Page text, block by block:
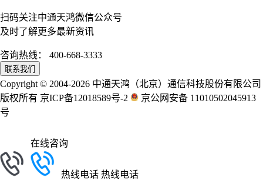
扫码关注中通天鸿微信公众号
及时了解更多最新资讯
咨询热线： 400-668-3333
联系我们
Copyright © 2004-2026 中通天鸿（北京）通信科技股份有限公司
版权所有 京ICP备12018589号-2
京公网安备 11010502045913
号
在线咨询
热线电话 热线电话